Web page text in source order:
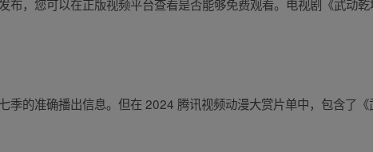
布，您可以在正版视频平台查看是否能够免费观看。电视剧《武动
的准确播出信息。但在 2024 腾讯视频动漫大赏片单中，包含了《